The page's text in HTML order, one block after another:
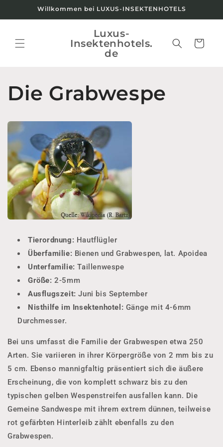
Inhalt
Willkommen bei LUXUS-INSEKTENHOTELS
Luxus-
Insektenhotels.
de
Warenkorb
Die Grabwespe
Tierordnung: Hautflügler
Überfamilie: Bienen und Grabwespen, lat. Apoidea
Unterfamilie: Taillenwespe
Größe: 2-5mm
Ausflugszeit: Juni bis September
Nisthilfe im Insektenhotel: Gänge mit 4-6mm
Durchmesser.
Bei uns umfasst die Familie der Grabwespen etwa 250
Arten. Sie variieren in ihrer Körpergröße von 2 mm bis zu
5 cm. Ebenso mannigfaltig präsentiert sich die äußere
Erscheinung, die von komplett schwarz bis zu den
typischen gelben Wespenstreifen ausfallen kann. Die
Gemeine Sandwespe mit ihrem extrem dünnen, teilweise
rot gefärbten Hinterleib zählt ebenfalls zu den
Grabwespen.